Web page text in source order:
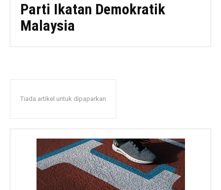
Parti Ikatan Demokratik
Malaysia
Tiada artikel untuk dipaparkan